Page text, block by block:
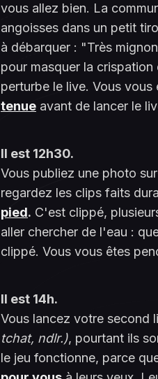
vous allez bien. La
angoisses dans un petit
à débarquer : "Très
pour masquer la
perturbe le live. Vous vous
tenue avant de lancer le
Il est 12h30.
Vous publiez une photo
regardez les clips faits
pied. C'est clippé,
aller chercher de l'eau :
clippé. Vous vous êtes
Il est 14h.
Vous lancez votre second
tchat, ndlr.), pourtant ils
le jeu fonctionne, parce